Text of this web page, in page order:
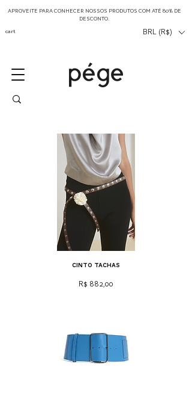
cart
APROVEITE PARA CONHECER NOSSOS PRODUTOS COM ATÉ 80% DE
DESCONTO.
BRL (R$)
cinto tachas
Preço
R$ 882,00